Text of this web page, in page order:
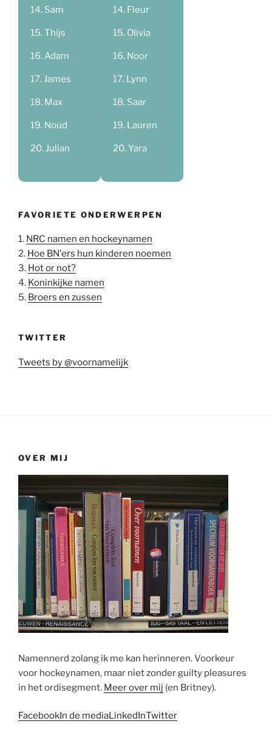
Sam
Thijs
Adam
James
Max
Noud
Julian
Fleur
Olivia
Noor
Lynn
Saar
Lauren
Yara
FAVORIETE ONDERWERPEN
1. NRC namen en hockeynamen
2. Hoe BN'ers hun kinderen noemen
3. Hot or not?
4. Koninkijke namen
5. Broers en zussen
TWITTER
Tweets by @voornamelijk
OVER MIJ
Namennerd zolang ik me kan herinneren. Voorkeur
voor hockeynamen, maar niet zonder guilty pleasures
in het ordisegment. Meer over mij (en Britney).
FacebookIn de mediaLinkedInTwitter